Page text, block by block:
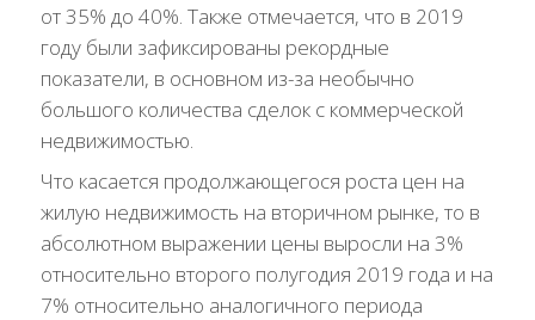
от 35% до 40%. Также отмечается, что в 2019
году были зафиксированы рекордные
показатели, в основном из-за необычно
большого количества сделок с коммерческой
недвижимостью.
Что касается продолжающегося роста цен на
жилую недвижимость на вторичном рынке, то в
абсолютном выражении цены выросли на 3%
относительно второго полугодия 2019 года и на
7% относительно аналогичного периода